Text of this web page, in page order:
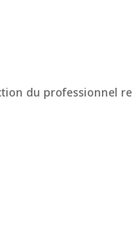
du professionnel